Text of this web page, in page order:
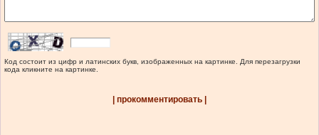
Код состоит из цифр и латинских букв, изображенных на картинке. Для перезагрузки
кода кликните на картинке.
| прокомментировать |